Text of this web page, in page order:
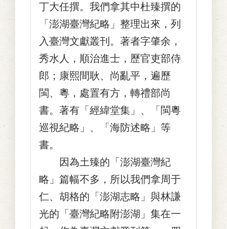
丁大任撰。我們拿其中杜臻撰的
「澎湖臺灣紀略」整理出來，列
入臺灣文獻叢刊。著者字肇余，
秀水人，順治進士，歷官吏部侍
郎；康熙間耿、尚亂平，遍歷
閩、粵，處置有方，轉禮部尚
書。著有「經緯堂集」、「閩粵
巡視紀略」、「海防述略」等
書。
因為土臻的「澎湖臺灣紀
略」篇幅不多，所以我們拿周于
仁、胡格的「澎湖志略」與林謙
光的「臺灣紀略附澎湖」集在一